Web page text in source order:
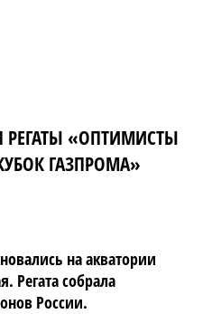
РЕГАТЫ «ОПТИМИСТЫ
ГАЗПРОМА»
на акватории
Регата собрала
России.